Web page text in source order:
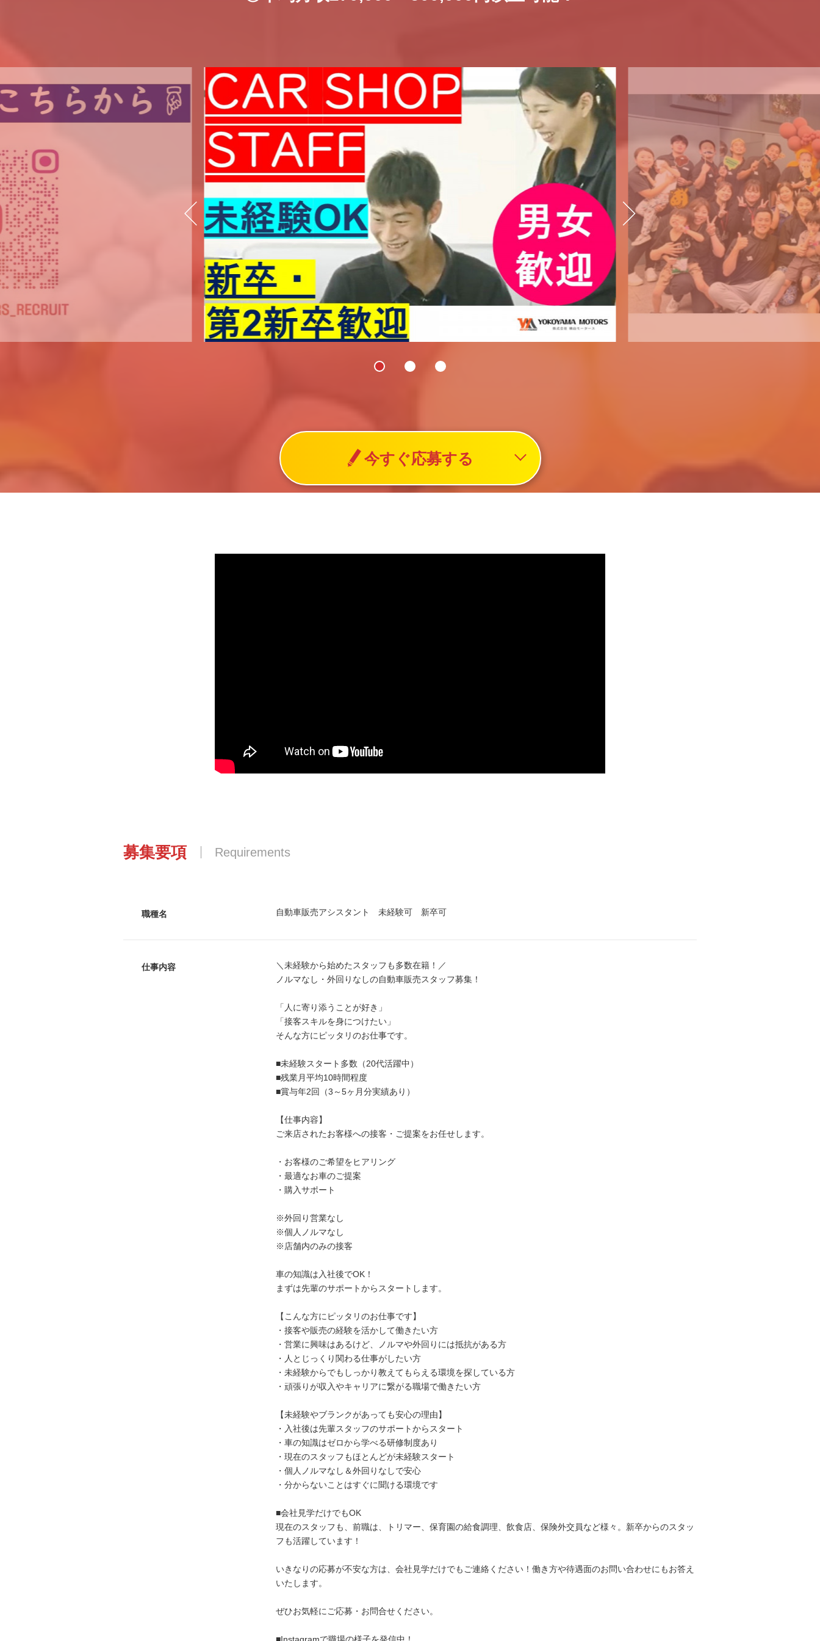
今すぐ応募する
募集要項 Requirements
職種名 自動車販売アシスタント 未経験可 新卒可
仕事内容
＼未経験から始めたスタッフも多数在籍！／
ノルマなし・外回りなしの自動車販売スタッフ募集！
「人に寄り添うことが好き」
「接客スキルを身につけたい」
そんな方にピッタリのお仕事です。
■未経験スタート多数（20代活躍中）
■残業月平均10時間程度
■賞与年2回（3～5ヶ月分実績あり）
【仕事内容】
ご来店されたお客様への接客・ご提案をお任せします。
・お客様のご希望をヒアリング
・最適なお車のご提案
・購入サポート
※外回り営業なし
※個人ノルマなし
※店舗内のみの接客
車の知識は入社後でOK！
まずは先輩のサポートからスタートします。
【こんな方にピッタリのお仕事です】
・接客や販売の経験を活かして働きたい方
・営業に興味はあるけど、ノルマや外回りには抵抗がある方
・人とじっくり関わる仕事がしたい方
・未経験からでもしっかり教えてもらえる環境を探している方
・頑張りが収入やキャリアに繋がる職場で働きたい方
【未経験やブランクがあっても安心の理由】
・入社後は先輩スタッフのサポートからスタート
・車の知識はゼロから学べる研修制度あり
・現在のスタッフもほとんどが未経験スタート
・個人ノルマなし＆外回りなしで安心
・分からないことはすぐに聞ける環境です
■会社見学だけでもOK
現在のスタッフも、前職は、トリマー、保育園の給食調理、飲食店、保険外交員など様々。新卒からのスタッ
フも活躍しています！
いきなりの応募が不安な方は、会社見学だけでもご連絡ください！働き方や待遇面のお問い合わせにもお答え
いたします。
ぜひお気軽にご応募・お問合せください。